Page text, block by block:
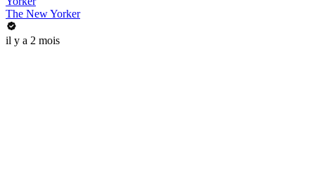
The New Yorker
il y a 2 mois